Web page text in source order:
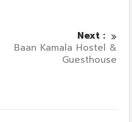
Next :
Baan Kamala Hostel &
Guesthouse